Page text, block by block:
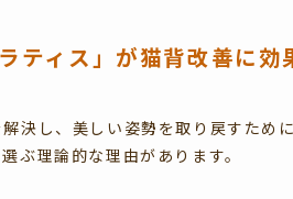
ティス」が猫背改善に
決し、美しい姿勢を取り戻すた
ぶ理論的な理由があります。